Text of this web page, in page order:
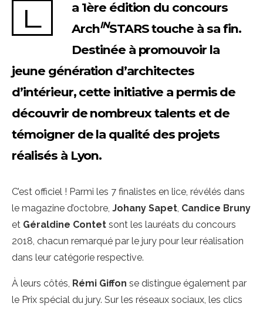
La 1ère édition du concours ArchINSTARS touche à sa fin.
Destinée à promouvoir la
jeune génération d’architectes
d’intérieur, cette initiative a permis de
découvrir de nombreux talents et de
témoigner de la qualité des projets
réalisés à Lyon.
C’est officiel ! Parmi les 7 finalistes en lice, révélés dans
le magazine d’octobre, Johany Sapet, Candice Bruny
et Géraldine Contet sont les lauréats du concours
2018, chacun remarqué par le jury pour leur réalisation
dans leur catégorie respective.
À leurs côtés, Rémi Giffon se distingue également par
le Prix spécial du jury. Sur les réseaux sociaux, les clics